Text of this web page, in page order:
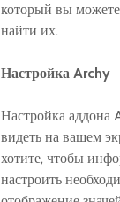
который вы можете
найти их.
Настройка Archy
Настройка аддона
видеть на вашем
хотите, чтобы
настроить